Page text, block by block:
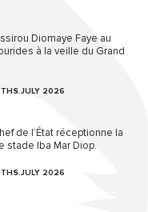
Diomaye Faye au
à la veille du Grand
2026
de l’État réceptionne la
stade Iba Mar Diop.
2026